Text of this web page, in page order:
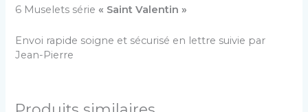
6 Muselets série « Saint Valentin »
Envoi rapide soigne et sécurisé en lettre suivie par
Jean-Pierre